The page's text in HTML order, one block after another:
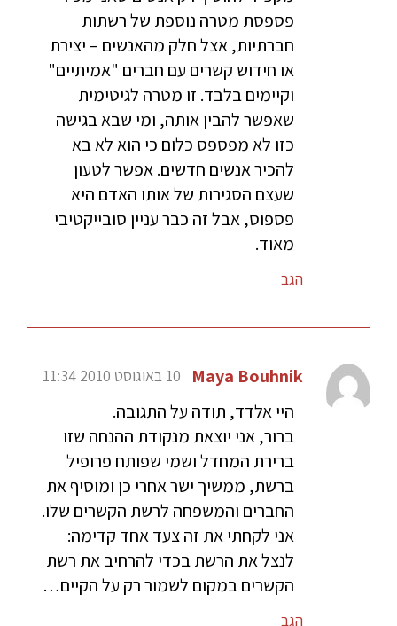
פספסת מטרה נוספת של רשתות
חברתיות, אצל חלק מהאנשים – יצירת
או חידוש קשרים עם חברים "אמיתיים"
וקיימים בלבד. זו מטרה לגיטימית
שאפשר להבין אותה, ומי שבא בגישה
כזו לא מפספס כלום כי הוא לא בא
להכיר אנשים חדשים. אפשר לטעון
שעצם הסגירות של אותו האדם היא
פספוס, אבל זה כבר עניין סובייקטיבי
מאוד.
הגב
Maya Bouhnik 10 באוגוסט 2010 11:34
היי אלדד, תודה על התגובה.
ברור, אני יוצאת מנקודת ההנחה שזו
ברירת המחדל ושמי שפותח פרופיל
ברשת, ממשיך ישר אחרי כן ומוסיף את
החברים והמשפחה לרשת הקשרים שלו.
אני לקחתי את זה צעד אחד קדימה:
לנצל את הרשת בכדי להרחיב את רשת
הקשרים במקום לשמור רק על הקיים…
הגב